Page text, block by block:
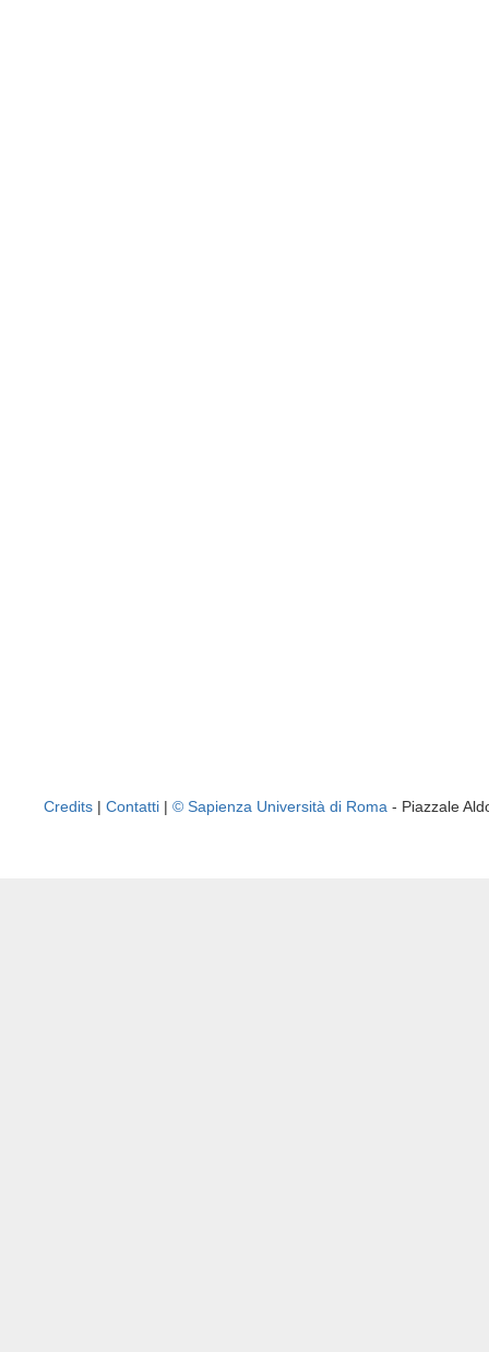
Credits | Contatti | © Sapienza Università di Roma - Piazzale